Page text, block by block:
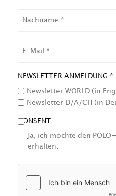
NEWSLETTER ANMELDUNG *
Newsletter WORLD (in
Newsletter D/A/CH (in
CONSENT
Ja, ich möchte den
erhalten.